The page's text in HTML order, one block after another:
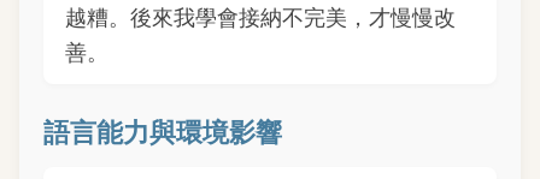
越糟。後來我學會接納不完美，才慢慢改
善。
語言能力與環境影響